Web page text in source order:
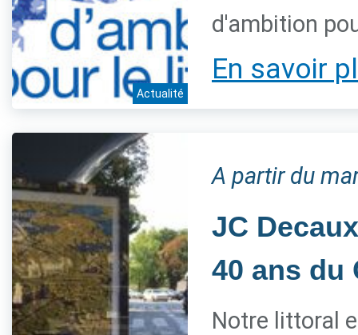
Actualité
d'ambition
En savoir
A partir du
JC
40 ans du
Notre littoral